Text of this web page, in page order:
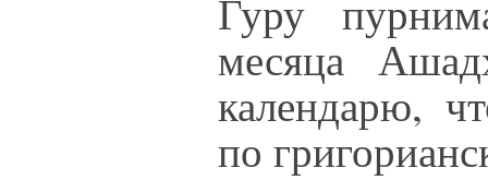
Гуру
месяца
календарю,
по